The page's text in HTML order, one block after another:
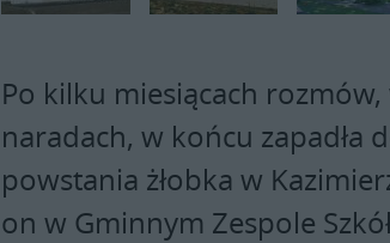
Po kilku miesiącach
naradach, w końcu zapadła
powstania żłobka w
on w Gminnym Zespole